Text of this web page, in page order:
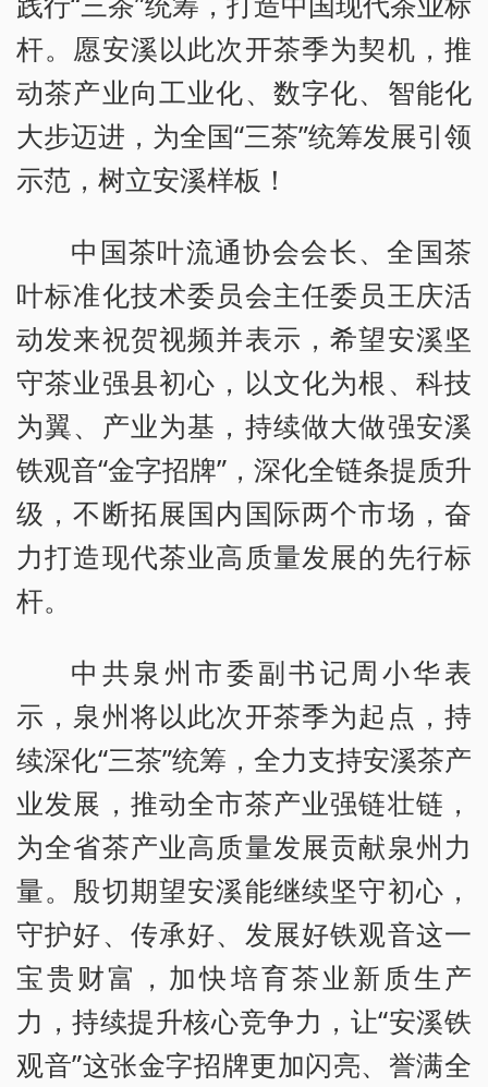
杆。愿安溪以此次开茶季为契机，推
动茶产业向工业化、数字化、智能化
大步迈进，为全国“三茶”统筹发展引领
示范，树立安溪样板！
中国茶叶流通协会会长、全国茶
叶标准化技术委员会主任委员王庆活
动发来祝贺视频并表示，希望安溪坚
守茶业强县初心，以文化为根、科技
为翼、产业为基，持续做大做强安溪
铁观音“金字招牌”，深化全链条提质升
级，不断拓展国内国际两个市场，奋
力打造现代茶业高质量发展的先行标
杆。
中共泉州市委副书记周小华表
示，泉州将以此次开茶季为起点，持
续深化“三茶”统筹，全力支持安溪茶产
业发展，推动全市茶产业强链壮链，
为全省茶产业高质量发展贡献泉州力
量。殷切期望安溪能继续坚守初心，
守护好、传承好、发展好铁观音这一
宝贵财富，加快培育茶业新质生产
力，持续提升核心竞争力，让“安溪铁
观音”这张金字招牌更加闪亮、誉满全